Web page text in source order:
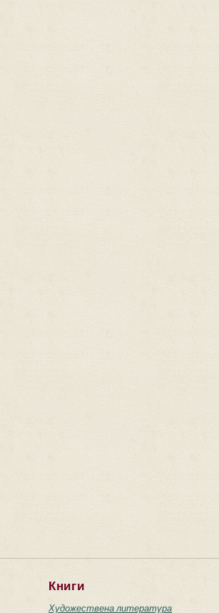
Книги
Художествена литература